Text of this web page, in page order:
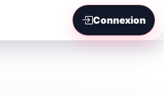
Connexion